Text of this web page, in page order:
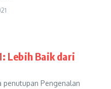
Lebih Baik dari
Pengenalan